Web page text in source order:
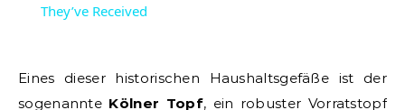
They’ve Received
Eines dieser historischen Haushaltsgefäße ist der
sogenannte Kölner Topf, ein robuster Vorratstopf